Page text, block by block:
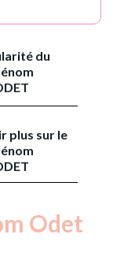
du
plus sur le
Odet